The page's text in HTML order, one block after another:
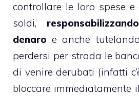
controllare le loro spese
soldi,
denaro e anche
perdersi per strada le
di venire derubati (infatti
bloccare immediatamente